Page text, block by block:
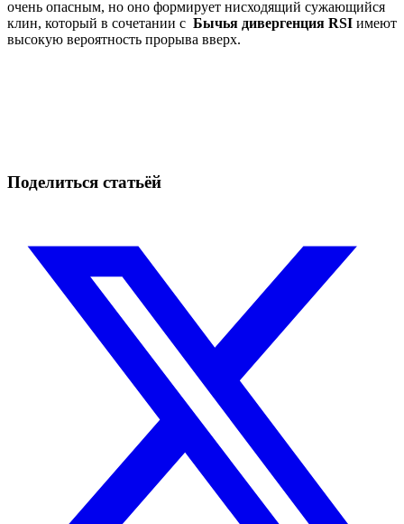
очень опасным, но оно формирует нисходящий сужающийся
клин, который в сочетании с Бычья дивергенция RSI имеют
высокую вероятность прорыва вверх.
Поделиться статьёй